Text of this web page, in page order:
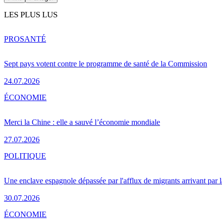
LES PLUS LUS
Sept pays votent contre le programme de santé de la Commission
24.07.2026
PROSANTÉ
Merci la Chine : elle a sauvé l’économie mondiale
27.07.2026
ÉCONOMIE
Une enclave espagnole dépassée par l'afflux de migrants arrivant par
30.07.2026
POLITIQUE
ÉCONOMIE